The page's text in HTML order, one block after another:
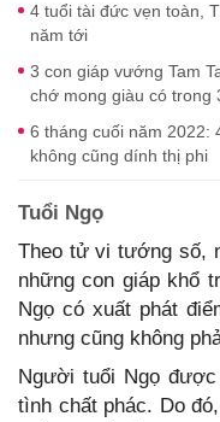
4 tuổi tài đức vẹn toàn,
năm tới
3 con giáp vướng Tam
chớ mong giàu có trong
6 tháng cuối năm 2022:
không cũng dính thị phi
Tuổi Ngọ
Theo tử vi tướng số,
những con giáp khổ
Ngọ có xuất phát
nhưng cũng không
Người tuổi Ngọ
tình chất phác. Do